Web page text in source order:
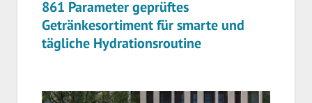
861 Parameter geprüftes
Getränkesortiment für smarte und
tägliche Hydrationsroutine